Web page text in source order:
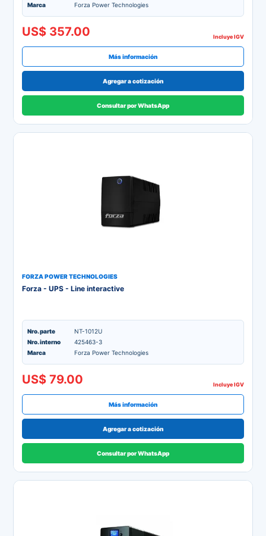
Marca
Forza Power Technologies
US$ 357.00 Incluye IGV
Más información
Agregar a cotización
Consultar por WhatsApp
FORZA POWER TECHNOLOGIES
Forza - UPS - Line interactive
Nro. parte
NT-1012U
Nro. interno
425463-3
Marca
Forza Power Technologies
US$ 79.00 Incluye IGV
Más información
Agregar a cotización
Consultar por WhatsApp